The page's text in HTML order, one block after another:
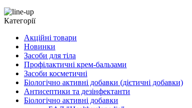
Категорії
Акційні товари
Новинки
Засоби для тіла
Профілактичні крем-бальзами
Засоби косметичні
Біологічно активні добавки (дієтичні добавки)
Антисептики та дезінфектанти
Біологічно активні добавки